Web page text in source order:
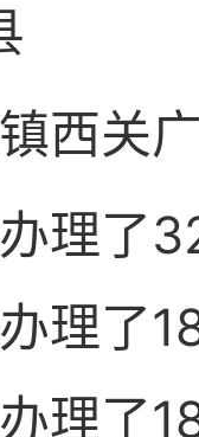
西关
理了
理了
理了